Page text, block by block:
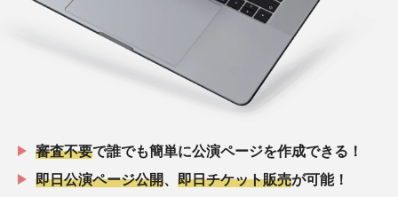
審査不要で誰でも簡単に公演ページを作成できる！
即日公演ページ公開
即日チケット販売が可能！